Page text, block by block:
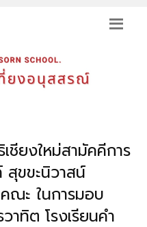
ยงใหม่สามัคคีการ
ขขะนิวาสน์
ณะ ในการมอบ
าทิต โรงเรียนคำ